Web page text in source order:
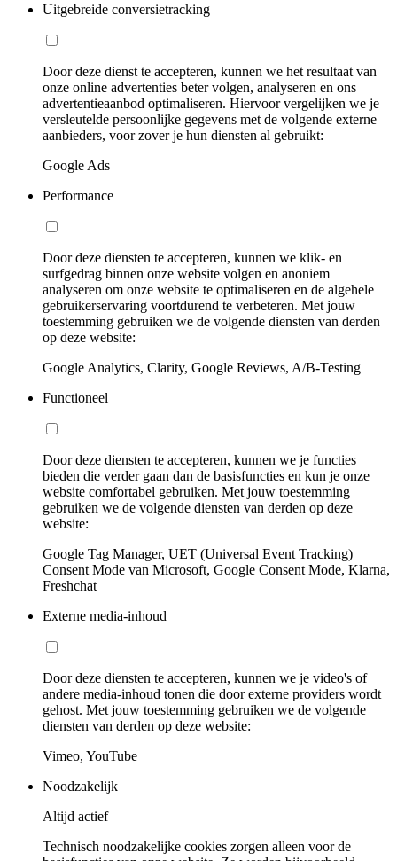
Uitgebreide conversietracking
Door deze dienst te accepteren, kunnen we het resultaat van
onze online advertenties beter volgen, analyseren en ons
advertentieaanbod optimaliseren. Hiervoor vergelijken we je
versleutelde persoonlijke gegevens met de volgende externe
aanbieders, voor zover je hun diensten al gebruikt:
Google Ads
Performance
Door deze diensten te accepteren, kunnen we klik- en
surfgedrag binnen onze website volgen en anoniem
analyseren om onze website te optimaliseren en de algehele
gebruikerservaring voortdurend te verbeteren. Met jouw
toestemming gebruiken we de volgende diensten van derden
op deze website:
Google Analytics, Clarity, Google Reviews, A/B-Testing
Functioneel
Door deze diensten te accepteren, kunnen we je functies
bieden die verder gaan dan de basisfuncties en kun je onze
website comfortabel gebruiken. Met jouw toestemming
gebruiken we de volgende diensten van derden op deze
website:
Google Tag Manager, UET (Universal Event Tracking)
Consent Mode van Microsoft, Google Consent Mode, Klarna,
Freshchat
Externe media-inhoud
Door deze diensten te accepteren, kunnen we je video's of
andere media-inhoud tonen die door externe providers wordt
gehost. Met jouw toestemming gebruiken we de volgende
diensten van derden op deze website:
Vimeo, YouTube
Noodzakelijk
Altijd actief
Technisch noodzakelijke cookies zorgen alleen voor de